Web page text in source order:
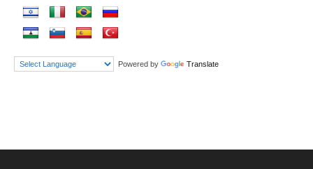
Powered by Translate